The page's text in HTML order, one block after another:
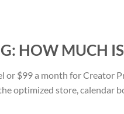
HOW MUCH
or $99 a month for Creator
optimized store, calendar